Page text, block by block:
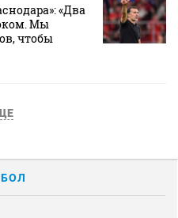
«Два
Мы
чтобы